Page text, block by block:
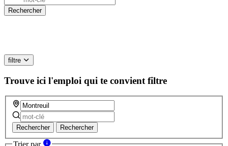
filtre
Trouve ici l'emploi qui te convient filtre
Rechercher Rechercher
Trier par